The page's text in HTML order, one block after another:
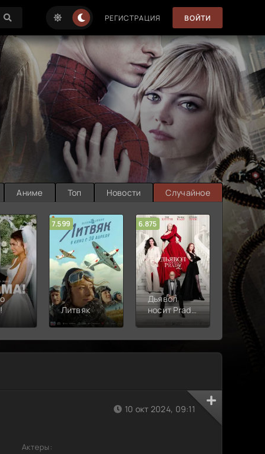
РЕГИСТРАЦИЯ ВОЙТИ
Аниме Топ Новости Случайное
7.599
Литвяк
6.875
Дьявол
носит Prada
2
6.314
10 окт 2024, 09:11
Актеры: